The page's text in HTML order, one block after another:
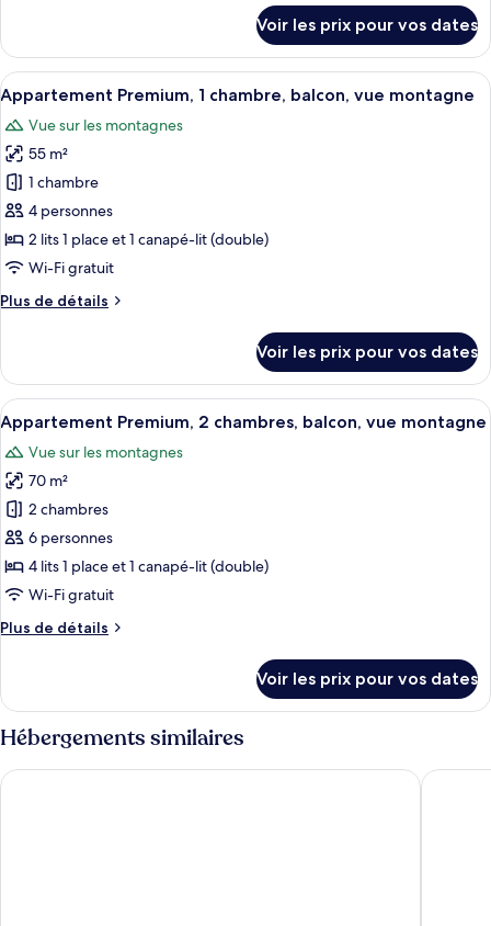
balcon,
dans
les
dépendances
le
type
de
chambre
Appartement
Confort,
balcon,
dans
les
dépendances
Voir les prix pour vos dates
Afficher
toutes
les
photos
pour
ce
type
de
chambre :
Appartement
chambre,
balcon,
vue
montagne
Une chambre d’hôtel avec deux
8
Appartement Premium, 1 chambre, balcon, vue montagne
Vue sur les montagnes
55 m²
1 chambre
4 personnes
2 lits 1 place et 1 canapé-lit (double)
Wi-Fi gratuit
Plus de détails
Plus
le
type
de
chambre
Appartement
Premium,
chambre,
balcon,
vue
montagne
Voir les prix pour vos dates
Afficher
toutes
les
photos
pour
ce
type
de
chambre :
Appartement
chambres,
balcon,
vue
montagne
Un lit double avec du linge de lit
7
Appartement Premium, 2 chambres, balcon, vue montagne
Vue sur les montagnes
70 m²
2 chambres
6 personnes
4 lits 1 place et 1 canapé-lit (double)
Wi-Fi gratuit
Plus de détails
Plus
le
type
de
chambre
Appartement
Voir les prix pour vos dates
Hébergements similaires
Essential by Dorint Interlaken Central